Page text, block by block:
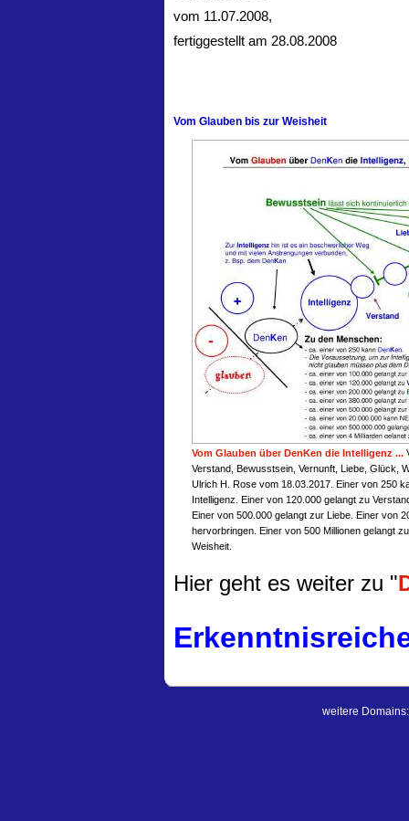
vom 11.07.2008,
fertiggestellt am 28.08.2008
Vom Glauben bis zur Weisheit
Vom Glauben über DenKen die Intelligenz ...
Verstand, Bewusstsein, Vernunft, Liebe, Glück,
Ulrich H. Rose vom 18.03.2017. Einer von 250
Intelligenz. Einer von 120.000 gelangt zu
Einer von 500.000 gelangt zur Liebe. Einer von
hervorbringen. Einer von 500 Millionen gelangt
Weisheit.
Hier geht es weiter zu "
weitere